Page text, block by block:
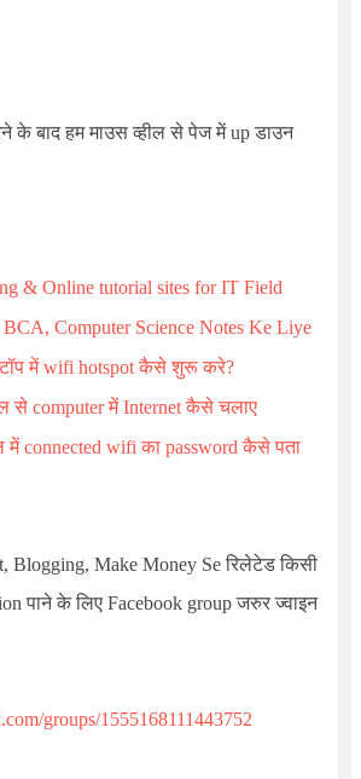
के बाद हम माउस व्हील से पेज में up डाउन
& Online tutorial sites for IT Field
BCA, Computer Science Notes Ke Liye
में wifi hotspot कैसे शुरू करे?
से computer में Internet कैसे चलाए
में connected wifi का password कैसे पता
Blogging, Make Money Seरिलेटेड किसी
पाने के लिए Facebook groupजरुर ज्वाइन
groups/1555168111443752